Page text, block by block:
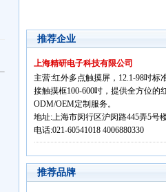
推荐企业
上海精研电子科技有限公司
主营:红外多点触摸屏，12.1-98吋标
接触摸框100-600吋，提供全方位的
ODM/OEM定制服务。
地址:上海市闵行区沪闵路445弄5号
电话:021-60541018 4006880330
推荐品牌